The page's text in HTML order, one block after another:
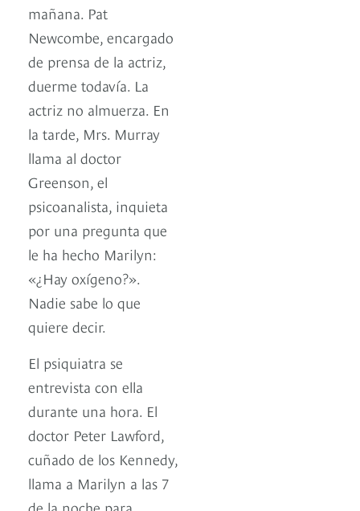
mañana. Pat
Newcombe, encargado
de prensa de la actriz,
duerme todavía. La
actriz no almuerza. En
la tarde, Mrs. Murray
llama al doctor
Greenson, el
psicoanalista, inquieta
por una pregunta que
le ha hecho Marilyn:
«¿Hay oxígeno?».
Nadie sabe lo que
quiere decir.
El psiquiatra se
entrevista con ella
durante una hora. El
doctor Peter Lawford,
cuñado de los Kennedy,
llama a Marilyn a las 7
de la noche para